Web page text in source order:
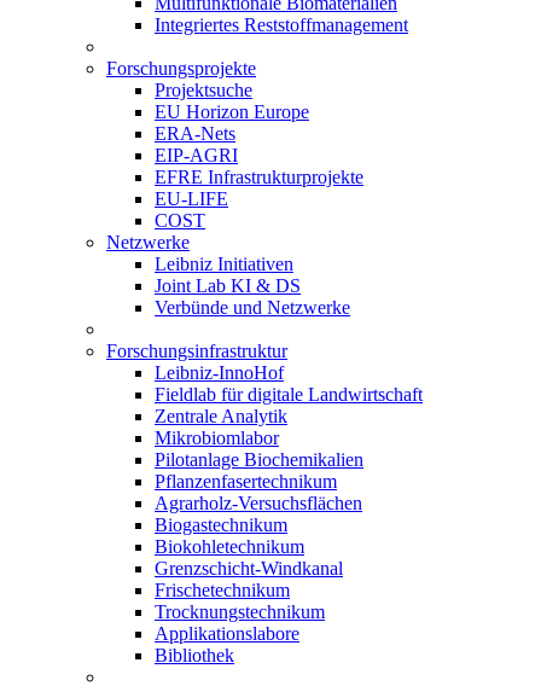
Integriertes Reststoffmanagement
Forschungsprojekte
Projektsuche
EU Horizon Europe
ERA-Nets
EIP-AGRI
EFRE Infrastrukturprojekte
EU-LIFE
COST
Netzwerke
Leibniz Initiativen
Joint Lab KI & DS
Verbünde und Netzwerke
Forschungsinfrastruktur
Leibniz-InnoHof
Fieldlab für digitale Landwirtschaft
Zentrale Analytik
Mikrobiomlabor
Pilotanlage Biochemikalien
Pflanzenfasertechnikum
Agrarholz-Versuchsflächen
Biogastechnikum
Biokohletechnikum
Grenzschicht-Windkanal
Frischetechnikum
Trocknungstechnikum
Applikationslabore
Bibliothek